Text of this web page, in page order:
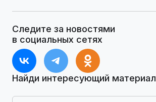
Следите за новостями
в социальных сетях
Найди интересующий материал